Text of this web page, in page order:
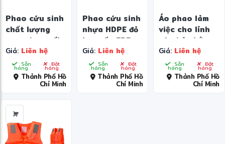
Phao cứu sinh
chất lượng
cao, phao nổi
cho hồ bơi
Giá: Liên hệ
Sẵn
hàng Đặt
hàng
Thành Phố Hồ
Chí Minh
Phao cứu sinh
nhựa HDPE đỏ
bọc xốp EPE
Giá: Liên hệ
Sẵn
hàng Đặt
hàng
Thành Phố Hồ
Chí Minh
Áo phao làm
việc cho lính
cứu hỏa bằng
bọt EPE
composite và
phao hơi
Giá: Liên hệ
Sẵn
hàng Đặt
hàng
Thành Phố Hồ
Chí Minh